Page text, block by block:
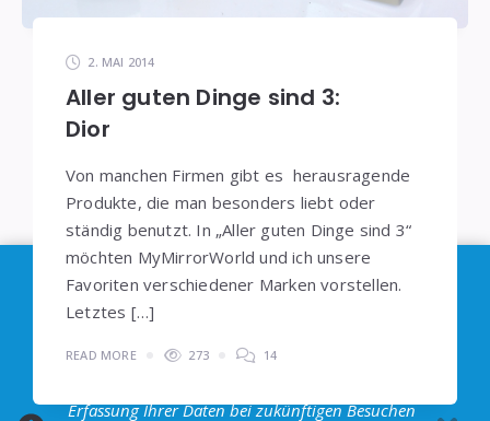
2. MAI 2014
Aller guten Dinge sind 3:
Dior
Von manchen Firmen gibt es herausragende
Produkte, die man besonders liebt oder
ständig benutzt. In „Aller guten Dinge sind 3“
möchten MyMirrorWorld und ich unsere
Favoriten verschiedener Marken vorstellen.
Letztes […]
READ MORE 273 14
Im Sinne derDSGVO: Die Erfassung Deiner Daten
durchGoogle Analytics
Klicken auf den folgenden Link unterbinden. Es
Erfassung Ihrer Daten bei zukünftigen Besuchen